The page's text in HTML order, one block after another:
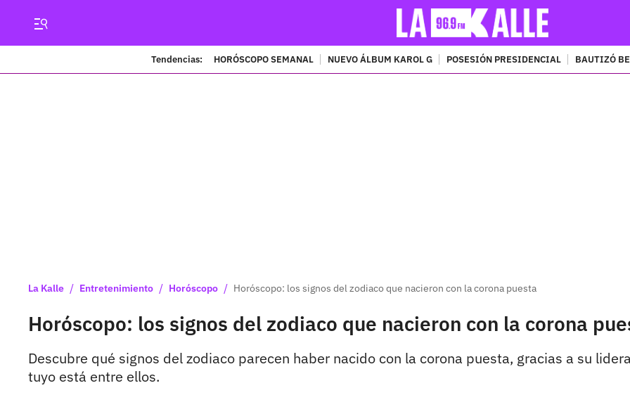
Tendencias: HORÓSCOPO SEMANAL NUEVO ÁLBUM KAROL G POSESIÓN PRESIDENCIAL BAUTIZÓ
La Kalle / Entretenimiento / Horóscopo / Horóscopo: los signos del zodiaco que nacieron con la corona puesta
Horóscopo: los signos del zodiaco que nacieron con la corona
Descubre qué signos del zodiaco parecen haber nacido con la corona puesta, gracias a su
tuyo está entre ellos.